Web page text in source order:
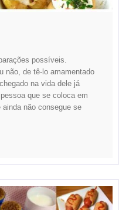
possíveis.
não, de tê-lo amamentado
na vida dele já
que se coloca em
não consegue se